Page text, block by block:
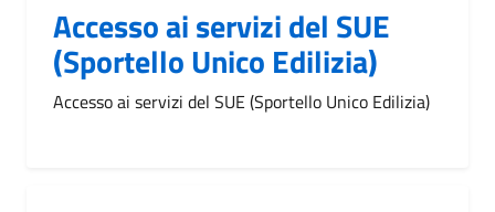
Accesso ai servizi del SUE
(Sportello Unico Edilizia)
Accesso ai servizi del SUE (Sportello Unico Edilizia)